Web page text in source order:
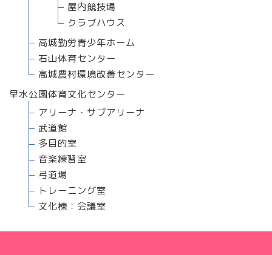
屋内競技場
クラブハウス
高城勤労青少年ホーム
石山体育センター
高城農村環境改善センター
早水公園体育文化センター
アリーナ・サブアリーナ
武道館
多目的室
音楽練習室
弓道場
トレーニング室
文化棟：会議室